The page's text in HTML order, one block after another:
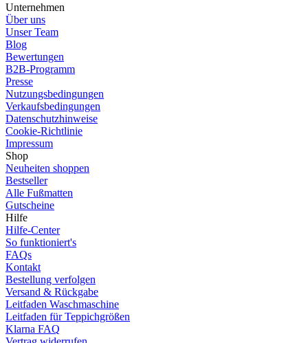
Unternehmen
Über uns
Unser Team
Blog
Bewertungen
B2B-Programm
Presse
Nutzungsbedingungen
Verkaufsbedingungen
Datenschutzhinweise
Cookie-Richtlinie
Impressum
Shop
Neuheiten shoppen
Bestseller
Alle Fußmatten
Gutscheine
Hilfe
Hilfe-Center
So funktioniert's
FAQs
Kontakt
Bestellung verfolgen
Versand & Rückgabe
Leitfaden Waschmaschine
Leitfaden für Teppichgrößen
Klarna FAQ